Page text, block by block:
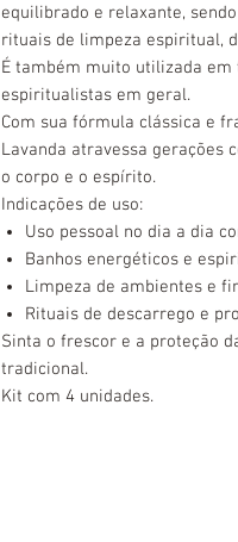
equilibrado e relaxante,
rituais de limpeza espiritual,
É também muito utilizada
espiritualistas em geral.
Com sua fórmula clássica e
Lavanda atravessa gerações
o corpo e o espírito.
Indicações de uso:
Uso pessoal no dia a dia
Banhos energéticos e
Limpeza de ambientes e
Rituais de descarrego e
Sinta o frescor e a proteção
tradicional.
Kit com 4 unidades.